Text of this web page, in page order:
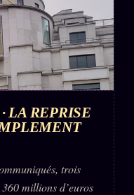
LA REPRISE
trois
millions d’euros